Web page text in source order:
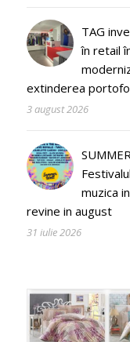
TAG
în retail
extinderea
3 august 2026
muzica
revine in august
31 iulie 2026